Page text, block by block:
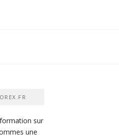
sur
une